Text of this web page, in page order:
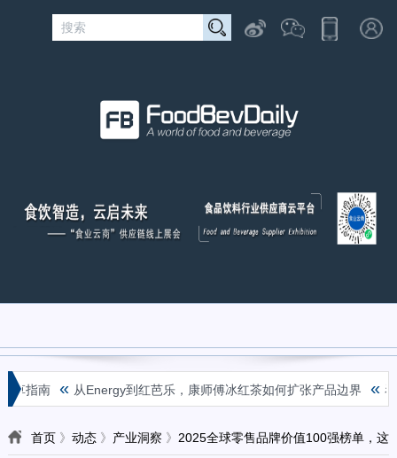
指南 « 从Energy到红芭乐，康师傅冰红茶如何扩张产品边界 « 看
首页》 动态》 产业洞察 》 2025全球零售品牌价值100强榜单，这